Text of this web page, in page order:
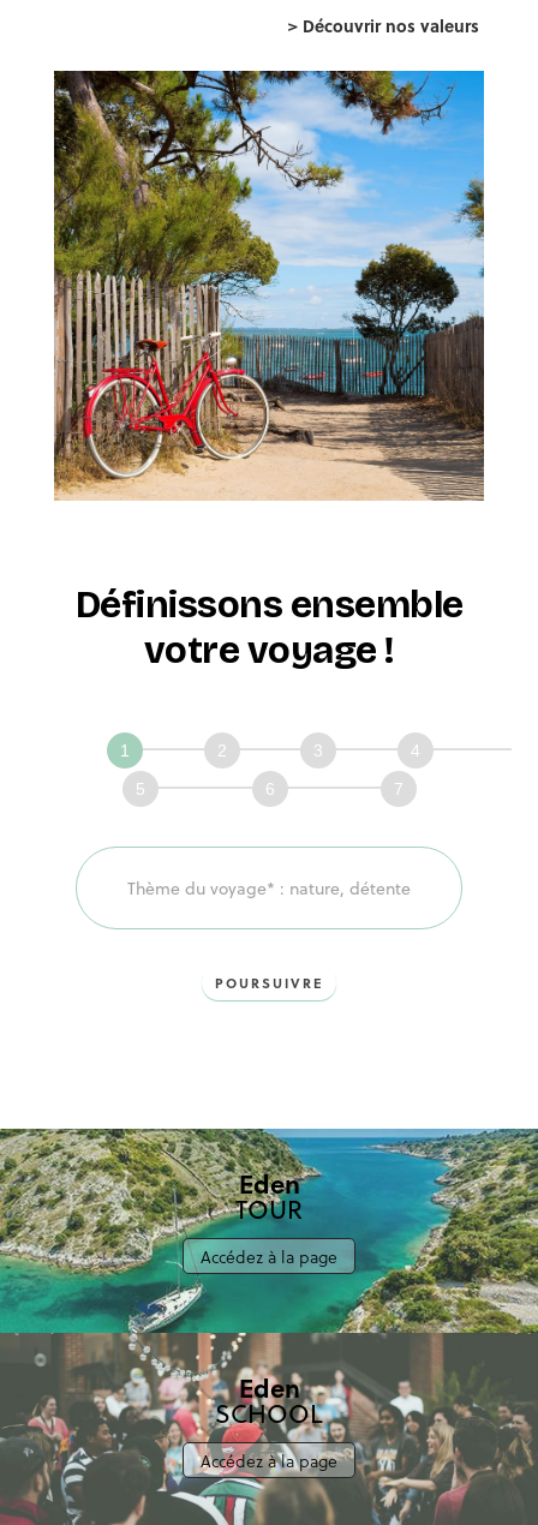
> Découvrir nos valeurs
Définissons ensemble
votre voyage !
Définissons
ensemble
votre
voyage!
POURSUIVRE
Eden
TOUR
Accédez à la page
Eden
SCHOOL
Accédez à la page